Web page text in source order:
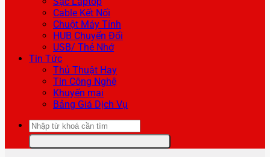
Cable Kết Nối
Chuột Máy Tính
HUB Chuyển Đổi
USB/ Thẻ Nhớ
Tin Tức
Thủ Thuật Hay
Tin Công Nghệ
Khuyến mại
Bảng Giá Dịch Vụ
Tìm
kiếm: